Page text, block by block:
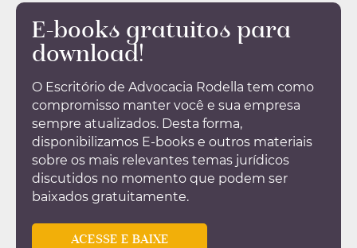
E-books gratuitos para
download!
O Escritório de Advocacia Rodella tem como
compromisso manter você e sua empresa
sempre atualizados. Desta forma,
disponibilizamos E-books e outros materiais
sobre os mais relevantes temas jurídicos
discutidos no momento que podem ser
baixados gratuitamente.
ACESSE E BAIXE